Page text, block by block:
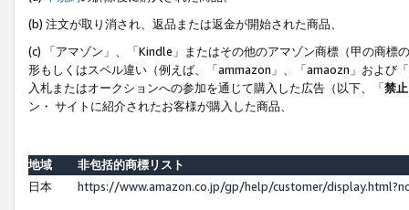
(b) 注文が取り消され、返品または返金が開始された商品、
(c) 「アマゾン」、「Kindle」またはその他のアマゾン商標（甲の商
形もしくはスペル違い（例えば、「ammazon」、「amaozn」および
入札またはオークションへの参加を通じて購入した広告（以下、「禁
ン・ サイトに紹介されたお客様が購入した商品、
地域
非包括的商標リスト
日本
https://www.amazon.co.jp/gp/help/customer/